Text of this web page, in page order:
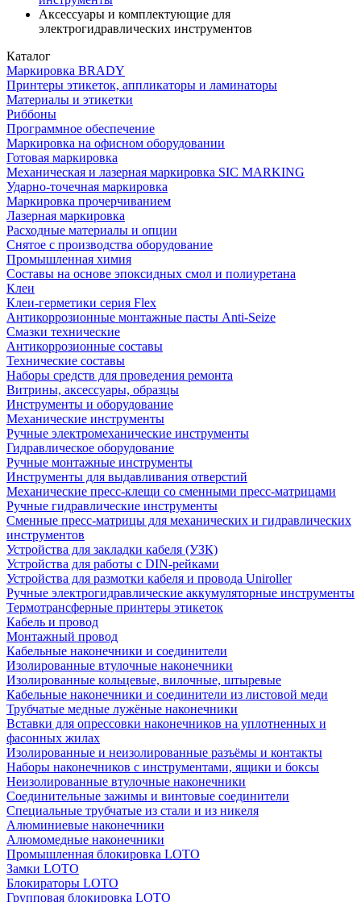
Аксессуары и комплектующие для
электрогидравлических инструментов
Каталог
Маркировка BRADY
Принтеры этикеток, аппликаторы и ламинаторы
Материалы и этикетки
Риббоны
Программное обеспечение
Маркировка на офисном оборудовании
Готовая маркировка
Механическая и лазерная маркировка SIC MARKING
Ударно-точечная маркировка
Маркировка прочерчиванием
Лазерная маркировка
Расходные материалы и опции
Снятое с производства оборудование
Промышленная химия
Составы на основе эпоксидных смол и полиуретана
Клеи
Клеи-герметики серия Flex
Антикоррозионные монтажные пасты Anti-Seize
Смазки технические
Антикоррозионные составы
Технические составы
Наборы средств для проведения ремонта
Витрины, аксессуары, образцы
Инструменты и оборудование
Механические инструменты
Ручные электромеханические инструменты
Гидравлическое оборудование
Ручные монтажные инструменты
Инструменты для выдавливания отверстий
Механические пресс-клещи со сменными пресс-матрицами
Ручные гидравлические инструменты
Сменные пресс-матрицы для механических и гидравлических
инструментов
Устройства для закладки кабеля (УЗК)
Устройства для работы с DIN-рейками
Устройства для размотки кабеля и провода Uniroller
Ручные электрогидравлические аккумуляторные инструменты
Термотрансферные принтеры этикеток
Кабель и провод
Монтажный провод
Кабельные наконечники и соединители
Изолированные втулочные наконечники
Изолированные кольцевые, вилочные, штыревые
Кабельные наконечники и соединители из листовой меди
Трубчатые медные лужёные наконечники
Вставки для опрессовки наконечников на уплотненных и
фасонных жилах
Изолированные и неизолированные разъёмы и контакты
Наборы наконечников с инструментами, ящики и боксы
Неизолированные втулочные наконечники
Соединительные зажимы и винтовые соединители
Специальные трубчатые из стали и из никеля
Алюминиевые наконечники
Алюмомедные наконечники
Промышленная блокировка LOTO
Замки LOTO
Блокираторы LOTO
Групповая блокировка LOTO